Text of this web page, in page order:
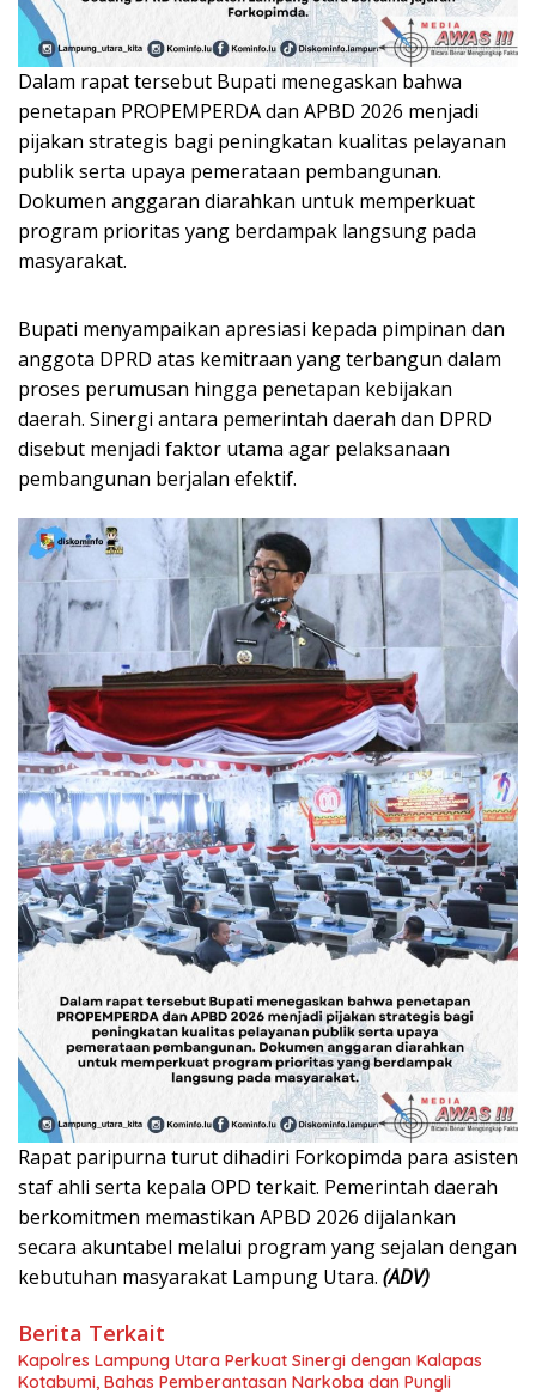
Dalam rapat tersebut Bupati menegaskan bahwa
penetapan PROPEMPERDA dan APBD 2026 menjadi
pijakan strategis bagi peningkatan kualitas pelayanan
publik serta upaya pemerataan pembangunan.
Dokumen anggaran diarahkan untuk memperkuat
program prioritas yang berdampak langsung pada
masyarakat.
Bupati menyampaikan apresiasi kepada pimpinan dan
anggota DPRD atas kemitraan yang terbangun dalam
proses perumusan hingga penetapan kebijakan
daerah. Sinergi antara pemerintah daerah dan DPRD
disebut menjadi faktor utama agar pelaksanaan
pembangunan berjalan efektif.
Rapat paripurna turut dihadiri Forkopimda para asisten
staf ahli serta kepala OPD terkait. Pemerintah daerah
berkomitmen memastikan APBD 2026 dijalankan
secara akuntabel melalui program yang sejalan dengan
kebutuhan masyarakat Lampung Utara. (ADV)
Berita Terkait
Kapolres Lampung Utara Perkuat Sinergi dengan Kalapas
Kotabumi, Bahas Pemberantasan Narkoba dan Pungli